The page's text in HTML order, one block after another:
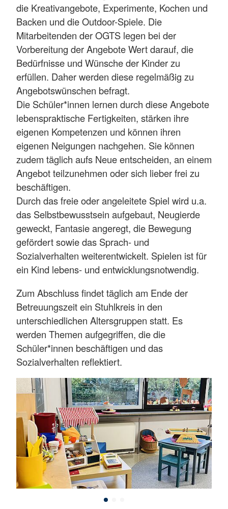
die Kreativangebote, Experimente, Kochen und
Backen und die Outdoor-Spiele. Die
Mitarbeitenden der OGTS legen bei der
Vorbereitung der Angebote Wert darauf, die
Bedürfnisse und Wünsche der Kinder zu
erfüllen. Daher werden diese regelmäßig zu
Angebotswünschen befragt.
Die Schüler*innen lernen durch diese Angebote
lebenspraktische Fertigkeiten, stärken ihre
eigenen Kompetenzen und können ihren
eigenen Neigungen nachgehen. Sie können
zudem täglich aufs Neue entscheiden, an einem
Angebot teilzunehmen oder sich lieber frei zu
beschäftigen.
Durch das freie oder angeleitete Spiel wird u.a.
das Selbstbewusstsein aufgebaut, Neugierde
geweckt, Fantasie angeregt, die Bewegung
gefördert sowie das Sprach- und
Sozialverhalten weiterentwickelt. Spielen ist für
ein Kind lebens- und entwicklungsnotwendig.
Zum Abschluss findet täglich am Ende der
Betreuungszeit ein Stuhlkreis in den
unterschiedlichen Altersgruppen statt. Es
werden Themen aufgegriffen, die die
Schüler*innen beschäftigen und das
Sozialverhalten reflektiert.